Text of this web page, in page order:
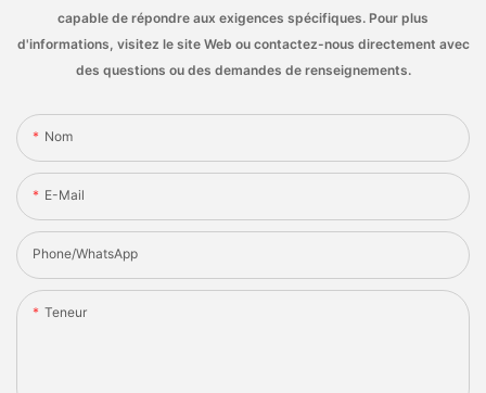
capable de répondre aux exigences spécifiques. Pour plus
d'informations, visitez le site Web ou contactez-nous directement avec
des questions ou des demandes de renseignements.
Nom
E-Mail
Phone/whatsApp
Teneur